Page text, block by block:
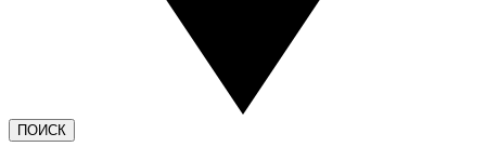
ПОИСК